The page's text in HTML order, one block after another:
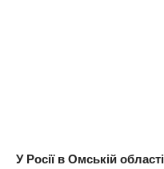
У Росії в Омській